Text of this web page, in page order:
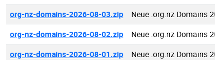
org-nz-domains-2026-08-03.zip
Neue .org.nz Domains
org-nz-domains-2026-08-02.zip
Neue .org.nz Domains
org-nz-domains-2026-08-01.zip
Neue .org.nz Domains